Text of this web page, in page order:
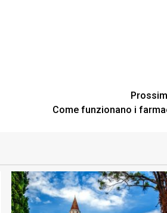
Come funzionano i